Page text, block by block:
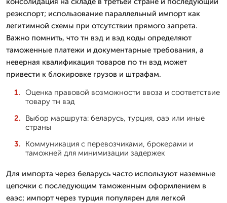
реэкспорт; использование параллельный импорт как
легитимной схемы при отсутствии прямого запрета.
Важно помнить, что тн вэд и вэд коды определяют
таможенные платежи и документарные требования, а
неверная квалификация товаров по тн вэд может
привести к блокировке грузов и штрафам.
Оценка правовой возможности ввоза и соответствие
товару тн вэд
Выбор маршрута: беларусь, турция, оаэ или иные
страны
Коммуникация с перевозчиками, брокерами и
таможней для минимизации задержек
Для импорта через беларусь часто используют наземные
цепочки с последующим таможенным оформлением в
еаэс; импорт через турция популярен для легкой